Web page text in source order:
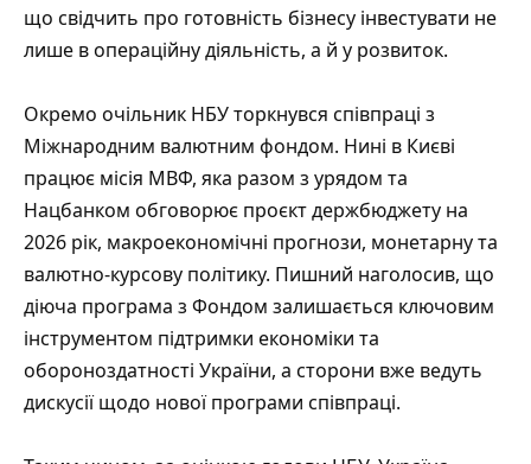
що свідчить про готовність бізнесу інвестувати не
лише в операційну діяльність, а й у розвиток.
Окремо очільник НБУ торкнувся співпраці з
Міжнародним валютним фондом. Нині в Києві
працює місія МВФ, яка разом з урядом та
Нацбанком обговорює проєкт держбюджету на
2026 рік, макроекономічні прогнози, монетарну та
валютно-курсову політику. Пишний наголосив, що
діюча програма з Фондом залишається ключовим
інструментом підтримки економіки та
обороноздатності України, а сторони вже ведуть
дискусії щодо нової програми співпраці.